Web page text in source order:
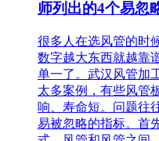
师列出的4个易忽
很多人在选风管的时
数字越大东西就越靠
单一了。武汉风管加
太多案例，有些风管
响、寿命短。问题往
易被忽略的指标。首